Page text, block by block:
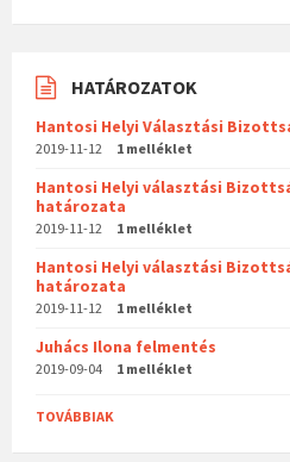
HATÁROZATOK
Hantosi Helyi Választási
2019-11-12 1 melléklet
Hantosi Helyi választási
határozata
2019-11-12 1 melléklet
Hantosi Helyi választási
határozata
2019-11-12 1 melléklet
Juhács Ilona felmentés
2019-09-04 1 melléklet
TOVÁBBIAK